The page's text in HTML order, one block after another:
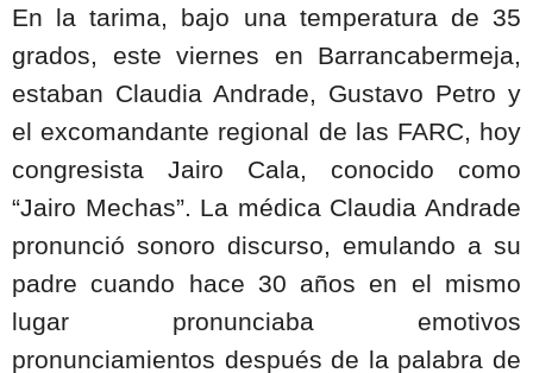
En la tarima, bajo una temperatura de 35
grados, este viernes en Barrancabermeja,
estaban Claudia Andrade, Gustavo Petro y
el excomandante regional de las FARC, hoy
congresista Jairo Cala, conocido como
“Jairo Mechas”. La médica Claudia Andrade
pronunció sonoro discurso, emulando a su
padre cuando hace 30 años en el mismo
lugar pronunciaba emotivos
pronunciamientos después de la palabra de